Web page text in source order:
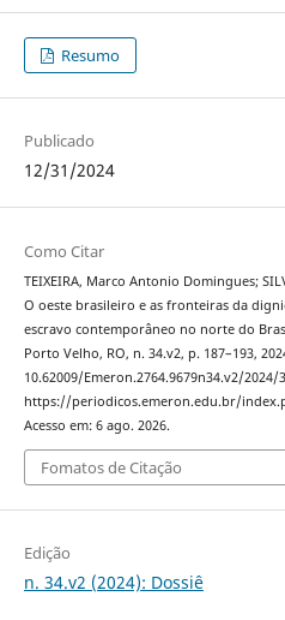
Resumo
Publicado
12/31/2024
Como Citar
TEIXEIRA, Marco Antonio Domingues;
O oeste brasileiro e as fronteiras da
escravo contemporâneo no norte do
Porto Velho, RO, n. 34.v2, p. 187–193,
10.62009/Emeron.2764.9679n34.v2/
https://periodicos.emeron.edu.br/
Acesso em: 6 ago. 2026.
Fomatos de Citação
Edição
n. 34.v2 (2024): Dossiê